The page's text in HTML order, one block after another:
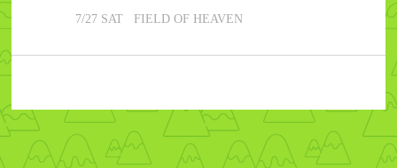
7/27 SAT FIELD OF HEAVEN